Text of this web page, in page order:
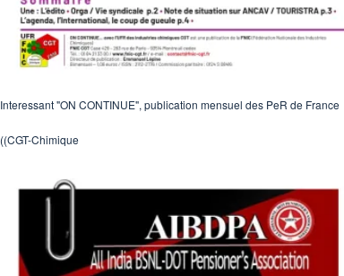
Interessant "ON CONTINUE", publication mensuel des PeR de France
(CGT-Chimique)